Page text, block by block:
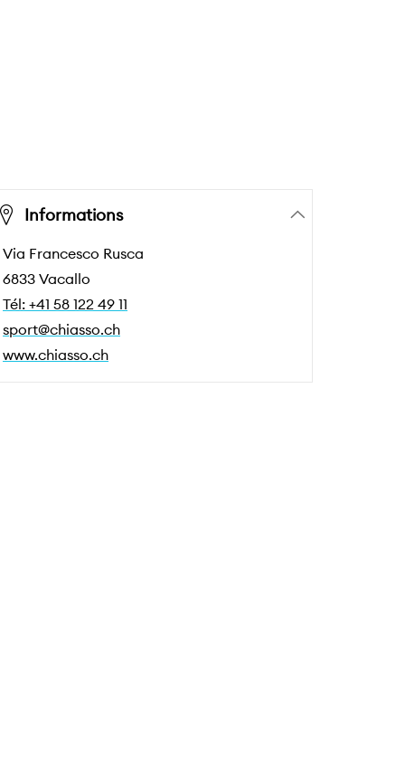
Informations
Via Francesco Rusca
6833 Vacallo
Tél: +41 58 122 49 11
sport@chiasso.ch
www.chiasso.ch